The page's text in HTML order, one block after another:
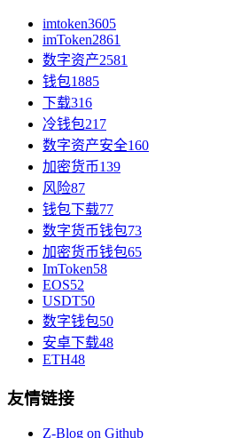
imtoken3605
imToken2861
数字资产2581
钱包1885
下载316
冷钱包217
数字资产安全160
加密货币139
风险87
钱包下载77
数字货币钱包73
加密货币钱包65
ImToken58
EOS52
USDT50
数字钱包50
安卓下载48
ETH48
友情链接
Z-Blog on Github